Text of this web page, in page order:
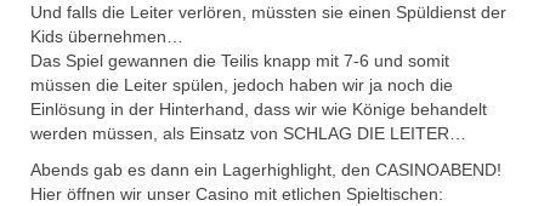
Und falls die Leiter verlören, müssten sie einen Spüldienst der
Kids übernehmen…
Das Spiel gewannen die Teilis knapp mit 7-6 und somit
müssen die Leiter spülen, jedoch haben wir ja noch die
Einlösung in der Hinterhand, dass wir wie Könige behandelt
werden müssen, als Einsatz von SCHLAG DIE LEITER…
Abends gab es dann ein Lagerhighlight, den CASINOABEND!
Hier öffnen wir unser Casino mit etlichen Spieltischen: